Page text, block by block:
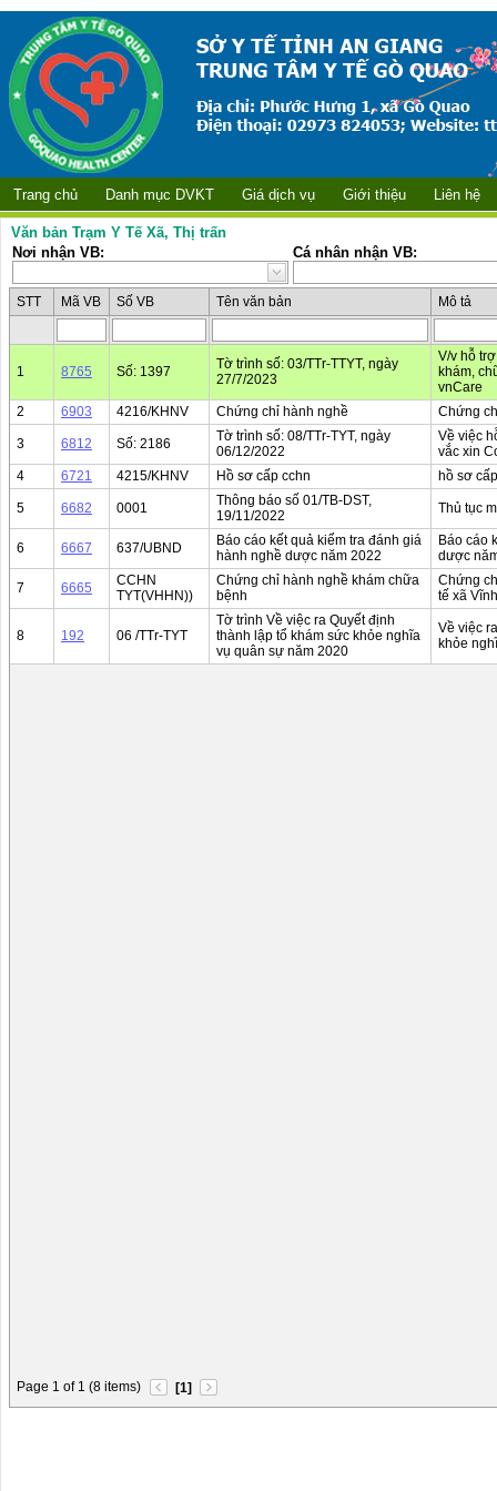
Trang chủ Danh mục DVKT Giá dịch vụ Giới thiệu Liên hệ
Văn bản Trạm Y Tế Xã, Thị trấn
Nơi nhận VB:
Cá nhân nhận VB:
STT Mã VB Số VB Tên văn bản Mô tả
1 8765 Số: 1397
Tờ trình số: 03/TTr-TTYT, ngày
27/7/2023
V/v hỗ
khám,
vnCare
2
6903 4216/KHNV Chứng chỉ hành nghề Chứng
3 6812 Số: 2186
Tờ trình số: 08/TTr-TYT, ngày
06/12/2022
Về việc
vắc xin
4
6721 4215/KHNV Hồ sơ cấp cchn hồ sơ
5 6682 0001
Thông báo số 01/TB-DST,
19/11/2022
Thủ tục
6 6667 637/UBND
Báo cáo kết quả kiểm tra đánh giá
hành nghề dược năm 2022
Báo cáo
dược
7 6665
CCHN
TYT(VHHN))
Chứng chỉ hành nghề khám chữa
bệnh
Chứng
tế xã
8 192 06 /TTr-TYT
Tờ trình Về việc ra Quyết định
thành lập tổ khám sức khỏe nghĩa
vụ quân sự năm 2020
Về việc
khỏe
Page 1 of 1 (8 items) [1]